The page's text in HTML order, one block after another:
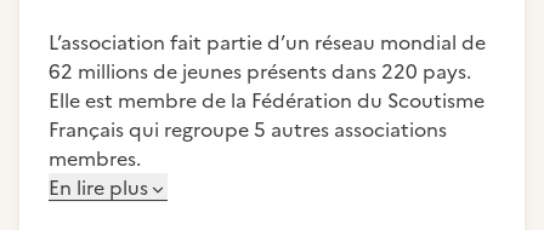
L’association fait partie d’un réseau mondial de
62 millions de jeunes présents dans 220 pays.
Elle est membre de la Fédération du Scoutisme
Français qui regroupe 5 autres associations
membres.
En lire plus